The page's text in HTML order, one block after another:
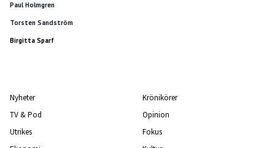
Paul Holmgren
Torsten Sandström
Birgitta Sparf
Nyheter
TV & Pod
Utrikes
Krönikörer
Opinion
Fokus